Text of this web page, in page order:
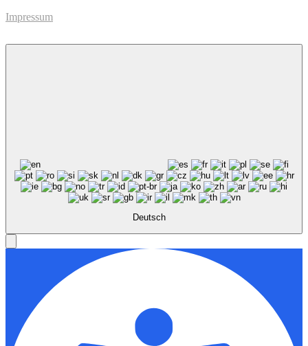
Impressum
Deutsch